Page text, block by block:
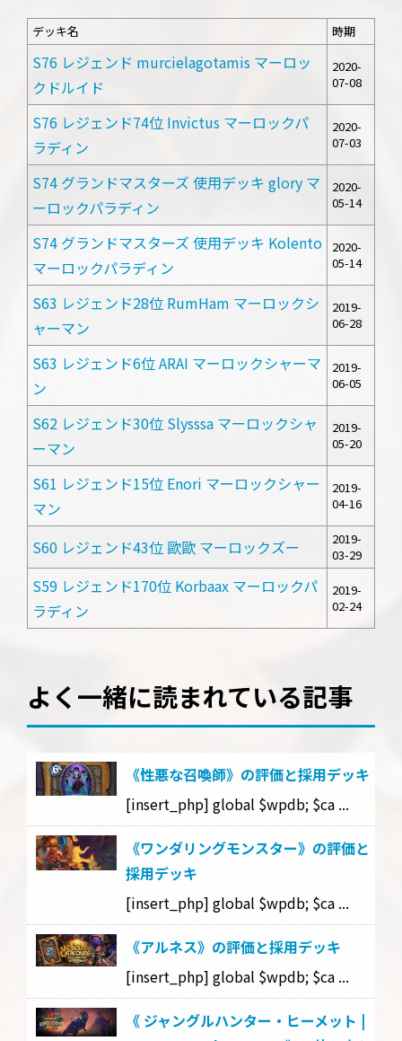
デッキ名 時期
S76 レジェンド murcielagotamis マーロッ
クドルイド
2020-
07-08
S76 レジェンド74位 Invictus マーロックパ
ラディン
2020-
07-03
S74 グランドマスターズ 使用デッキ glory マ
ーロックパラディン
2020-
05-14
S74 グランドマスターズ 使用デッキ Kolento
マーロックパラディン
2020-
05-14
S63 レジェンド28位 RumHam マーロックシ
ャーマン
2019-
06-28
S63 レジェンド6位 ARAI マーロックシャーマ
ン
2019-
06-05
S62 レジェンド30位 Slysssa マーロックシャ
ーマン
2019-
05-20
S61 レジェンド15位 Enori マーロックシャー
マン
2019-
04-16
S60 レジェンド43位 歐歐 マーロックズー
2019-
03-29
S59 レジェンド170位 Korbaax マーロックパ
ラディン
2019-
02-24
よく一緒に読まれている記事
《性悪な召喚師》の評価と採用デッキ
[insert_php] global $wpdb; $ca ...
《ワンダリングモンスター》の評価と
採用デッキ
[insert_php] global $wpdb; $ca ...
《アルネス》の評価と採用デッキ
[insert_php] global $wpdb; $ca ...
《 ジャングルハンター・ヒーメット |